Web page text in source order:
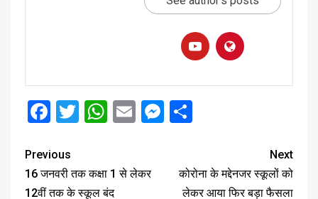
Facebook
Twitter
WhatsApp
EmailMessenger
Previous
16 जनवरी तक कक्षा 1 से लेकर
12वीं तक के स्कूल बंद
Next
कोरोना के मद्देनजर स्कूलों को
लेकर आया फिर बड़ा फैसला